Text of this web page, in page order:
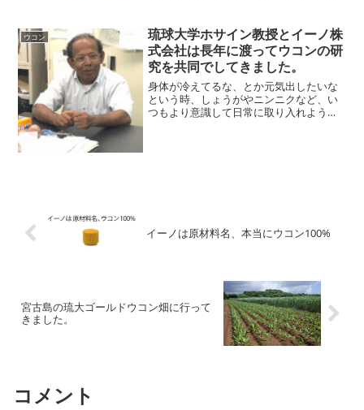
粒を全国へ発送しているオペレーターで
す。私たちが...
ウコン
琉球大学ホサイン教授とイーノ株
式会社は長年に渡ってウコンの研
究を共同でしてきました。
身体が冷えてるな、とか元気出したいな
という時、しょうがやニンニクなど、い
つもより意識して日常に取り入れようと
イーノは原材料名、本当にウコン100%
宮古島の琉大ゴールドウコン畑に行って
きました。
コメント